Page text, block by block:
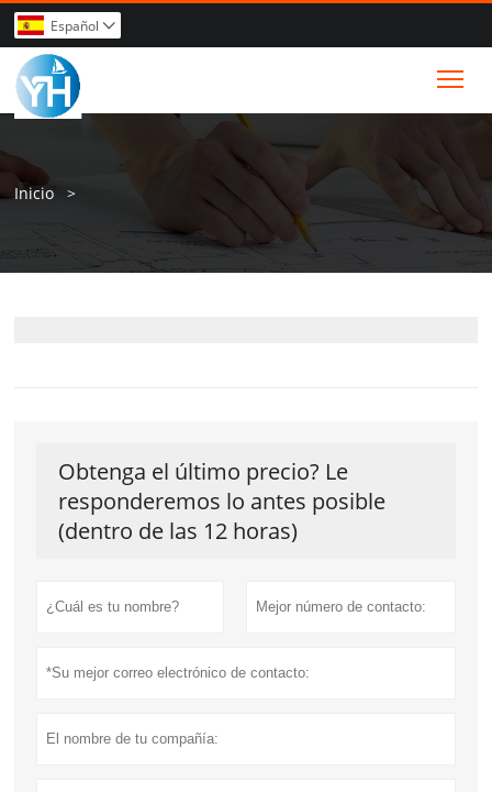
Español 
Inicio >
Obtenga el último precio? Le
responderemos lo antes posible
(dentro de las 12 horas)